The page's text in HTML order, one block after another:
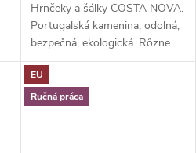
Hrnčeky a šálky COSTA NOVA.
Portugalská kamenina, odolná,
bezpečná, ekologická. Rôzne
tvary, farby, vzory. Ideálne na
kávu, espresso, cappuccino,
lungo, čaj, kakao a iné.
EU
Ručná práca